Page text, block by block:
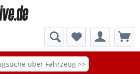
über Fahrzeug >>